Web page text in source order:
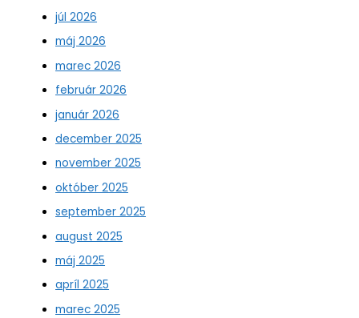
júl 2026
máj 2026
marec 2026
február 2026
január 2026
december 2025
november 2025
október 2025
september 2025
august 2025
máj 2025
apríl 2025
marec 2025